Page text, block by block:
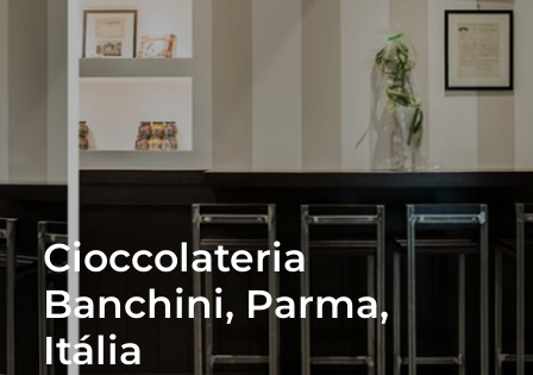
Cioccolateria
Banchini, Parma,
Itália